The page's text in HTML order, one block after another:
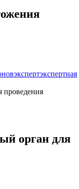
экспертэкспертная
орган для